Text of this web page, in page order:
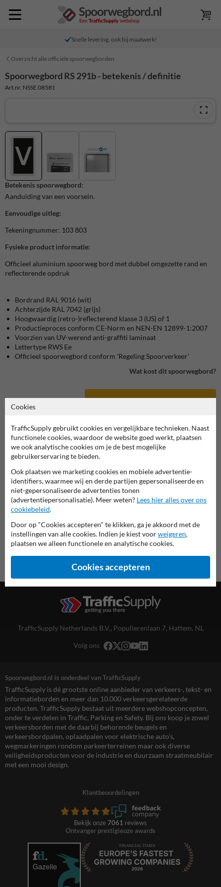
Snelle levering, ook bij maatwerk!
Overzicht alle officiële spoorwegborden
Spoorwegbord in serie RS
deze informatie printen
overzicht officiële spoorwegborden
Spoorwegbord.nl
Spoorwegbord RS 291b - betekenis / definitie
Art.nr. NSSE.08581
Betekenis spoorwegbord:
Aanduiding van een voorsein.
Eenvoudige uitleg:
Tekeningnummer: 103 803
Fysieke product informatie:
Officieel aluminium spoorweg bord met dubbel omgezette rand en
reflecterende opdruk
Bordrand RAL 9016 (wit)
Achterzijde RAL 7042 (grijs)
Hoogwaardig (retro-)reflecterend klasse 3 (US) of 1
Productieproces conform CE-Norm en NEN-EN 12899-1:2007
Voorzien van UV-werend anti-graffiti laminaat
Lettertype RWS Ee
Officieel spoorwegbord conform 'Regeling Spoorverkeer'
Wat kost dit spoorwegbord?
bekijk product in onze webshop
TrafficSupply Netherlands B.V., Populierenlaan 7, Hattem, NL
Volg ons
Spoorwegbord.nl is onderdeel van TrafficSupply
TrafficSupply is dé grootste online aanbieder van verkeers-, tekst- en
informatieborden en meer dan 10.000 verkeersgerelateerde
producten. TrafficSupply bestaat uit meerdere webshopconcepten,
onder te verdelen in Traffic, Parking en Safety. Bij ons koop je zowel
verkeersborden met de daarbij behorende beugels en
verkeersbordpalen, oplaadpalen voor elektrische auto’s,
wegmarkeringen rondom parkeerterreinen maar ook diverse
veiligheidsproducten voor de industrie en duurzaam straatmeubilair
met een mooi design.
Klantbeoordelingen
Bekijk onze 7061 reviews
Ontvanger prestigieuze awards
Cookies
TrafficSupply gebruikt cookies en vergelijkbare technieken. Naast
functionele cookies, waardoor de website goed werkt, plaatsen
we ook analytische cookies om je de best mogelijke
gebruikerservaring te bieden.
Ook plaatsen we marketing cookies en mobiele advertentie-
identifiers, waarmee wij en derde partijen gepersonaliseerde en
niet-gepersonaliseerde advertenties tonen
(advertentiepersonalisatie). Meer weten? Lees hier alles over ons
cookiebeleid.
Door op "Cookies accepteren" te klikken, ga je akkoord met de
instellingen van alle cookies. Indien je kiest voorweigeren,
plaatsen we alleen functionele en analytische cookies.
Cookies accepteren